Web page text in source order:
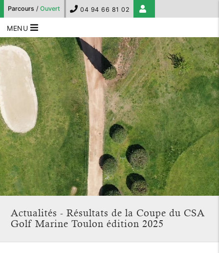
Parcours / Ouvert 04 94 66 81 02
MENU
Actualités - Résultats de la Coupe du CSA
Golf Marine Toulon édition 2025